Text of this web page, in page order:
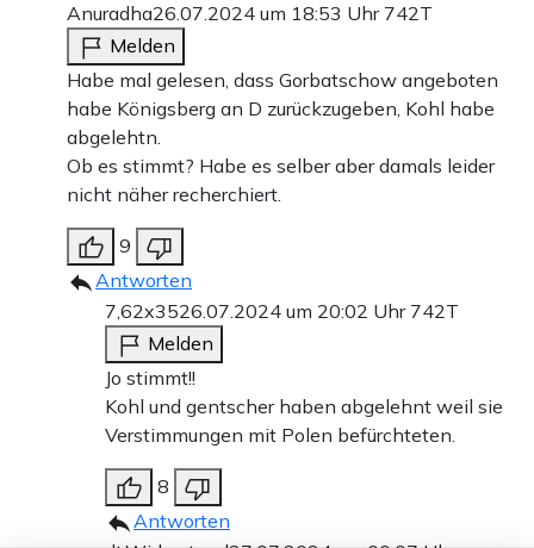
Anuradha26.07.2024 um 18:53 Uhr 742T
Melden
Habe mal gelesen, dass Gorbatschow angeboten
habe Königsberg an D zurückzugeben, Kohl habe
abgelehtn.
Ob es stimmt? Habe es selber aber damals leider
nicht näher recherchiert.
9
Antworten
7,62x3526.07.2024 um 20:02 Uhr 742T
Melden
Jo stimmt!!
Kohl und gentscher haben abgelehnt weil sie
Verstimmungen mit Polen befürchteten.
8
Antworten